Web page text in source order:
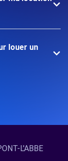
louer un
L'ABBE